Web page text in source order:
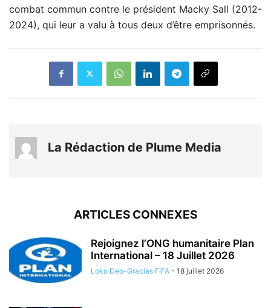
combat commun contre le président Macky Sall (2012-
2024), qui leur a valu à tous deux d’être emprisonnés.
La Rédaction de Plume Media
ARTICLES CONNEXES
Rejoignez l’ONG humanitaire Plan
International – 18 Juillet 2026
Loko Deo-Gracias FIFA - 18 juillet 2026